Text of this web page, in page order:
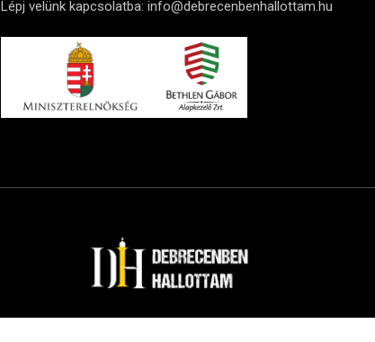
Lépj velünk kapcsolatba:info@debrecenbenhallottam.hu